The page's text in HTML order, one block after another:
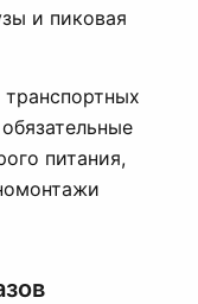
и пиковая
питания,